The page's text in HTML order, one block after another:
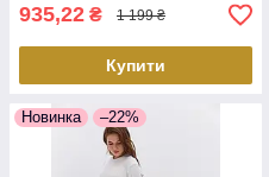
935,22 ₴ 1 199 ₴
Купити
Новинка –22%